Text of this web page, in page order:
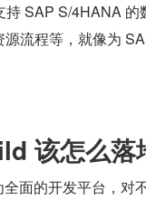
持 SAP S/4HANA
源流程等，就像为
该怎么落
面的开发平台，对